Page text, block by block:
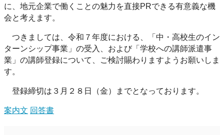
に、地元企業で働くことの魅力を直接PRできる有意義な機
会と考えます。
つきましては、令和７年度における、「中・高校生のイン
ターンシップ事業」の受入、および「学校への講師派遣事
業」の講師登録について、ご検討賜わりますようお願いしま
す。
登録締切は３月２８日（金）までとなっております。
案内文 回答書